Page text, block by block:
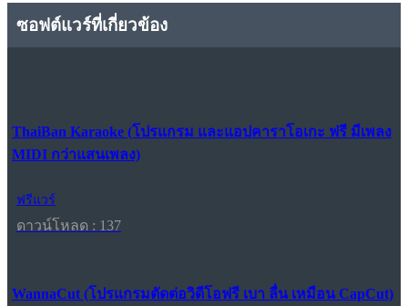
ซอฟต์แวร์ที่เกี่ยวข้อง
ThaiBan Karaoke (โปรแกรม และแอปคาราโอเกะ ฟรี มีเพลง
MIDI กว่าแสนเพลง)
ฟรีแวร์
ดาวน์โหลด : 137
WannaCut (โปรแกรมตัดต่อวิดีโอฟรี เบา ลื่น เหมือน CapCut)